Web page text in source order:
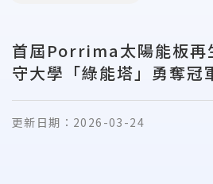
首屆Porrima太陽能板再
守大學「綠能塔」勇奪冠
更新日期： 2026-03-24